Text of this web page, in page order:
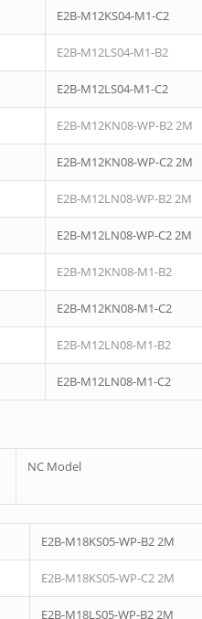
E2B-M12KS04-M1-C2
E2B-M12LS04-M1-B2
E2B-M12LS04-M1-C2
E2B-M12KN08-WP-B2 2M
E2B-M12KN08-WP-C2 2M
E2B-M12LN08-WP-B2 2M
E2B-M12LN08-WP-C2 2M
E2B-M12KN08-M1-B2
E2B-M12KN08-M1-C2
E2B-M12LN08-M1-B2
E2B-M12LN08-M1-C2
NC Model
E2B-M18KS05-WP-B2 2M
E2B-M18KS05-WP-C2 2M
E2B-M18LS05-WP-B2 2M